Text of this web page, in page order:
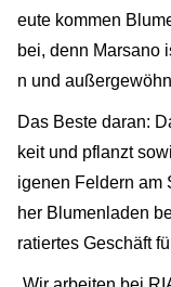
eute kommen
bei, denn Marsano
n und
Das Beste daran:
keit und pflanzt
igenen Feldern am
her Blumenladen
ratiertes Geschäft